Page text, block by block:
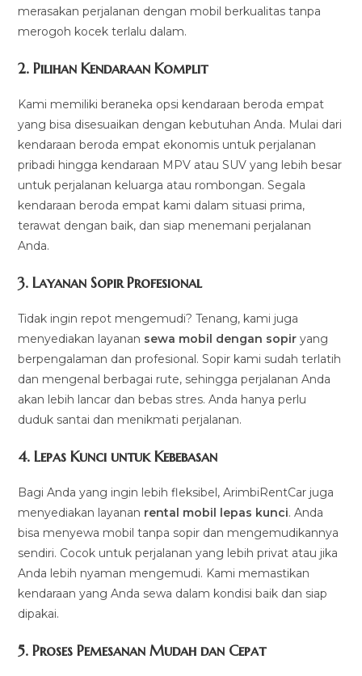
merasakan perjalanan dengan mobil berkualitas tanpa
merogoh kocek terlalu dalam.
2. Pilihan Kendaraan Komplit
Kami memiliki beraneka opsi kendaraan beroda empat
yang bisa disesuaikan dengan kebutuhan Anda. Mulai dari
kendaraan beroda empat ekonomis untuk perjalanan
pribadi hingga kendaraan MPV atau SUV yang lebih besar
untuk perjalanan keluarga atau rombongan. Segala
kendaraan beroda empat kami dalam situasi prima,
terawat dengan baik, dan siap menemani perjalanan
Anda.
3.Layanan Sopir Profesional
Tidak ingin repot mengemudi? Tenang, kami juga
menyediakan layanan sewa mobil dengan sopir yang
berpengalaman dan profesional. Sopir kami sudah terlatih
dan mengenal berbagai rute, sehingga perjalanan Anda
akan lebih lancar dan bebas stres. Anda hanya perlu
duduk santai dan menikmati perjalanan.
4.Lepas Kunci untuk Kebebasan
Bagi Anda yang ingin lebih fleksibel, ArimbiRentCar juga
menyediakan layanan rental mobil lepas kunci. Anda
bisa menyewa mobil tanpa sopir dan mengemudikannya
sendiri. Cocok untuk perjalanan yang lebih privat atau jika
Anda lebih nyaman mengemudi. Kami memastikan
kendaraan yang Anda sewa dalam kondisi baik dan siap
dipakai.
5.Proses Pemesanan Mudah dan Cepat